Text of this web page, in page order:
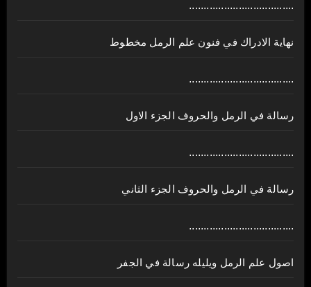
....................................
نهاية الادراك في فنون علم الرمل مخطوط
....................................
رسالة في الرمل والحروف الجزء الاول
....................................
رسالة في الرمل والحروف الجزء الثاني
....................................
اصول علم الرمل ويليله رسالة في الجفر